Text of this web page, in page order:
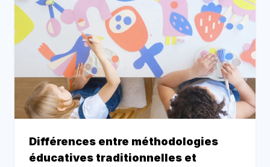
Différences entre méthodologies
éducatives traditionnelles et